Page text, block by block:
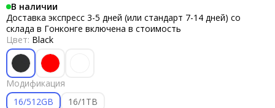
В наличии
Доставка экспресс 3-5 дней (или стандарт 7-14 дней) со
склада в Гонконге включена в стоимость
Цвет: Black
Модификация
16/512GB
16/1TB